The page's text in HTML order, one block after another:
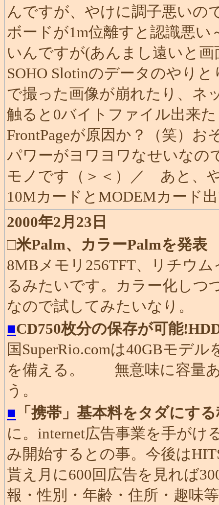
んですが、やけに調子悪いの
ボードが1m位離すと認識悪
いんですが(あんまし遠いと
SOHO Slotinのデータのやり
で撮った画像が崩れたり、ネ
触ると0バイトファイル出来
FrontPageが原因か？（笑）お
パワーがヨワヨワなせいなの
モノです（＞＜）／ あと、
10MカードとMODEMカード
2000年2月23日
□米Palm、カラーPalmを発表
8MBメモリ256TFT、リチ
るみたいです。カラー化しつ
なので試してみたいなり。
■CD750枚分の保存が可能
国SuperRio.comは40GBモデ
を備える。 無意味に容量あ
う。
■ 「携帯」基本料をタダにす
に。internet広告事業を手が
み開始するとの事。今後は
貰え月に600回広告を見れば
報・性別・年齢・住所・趣